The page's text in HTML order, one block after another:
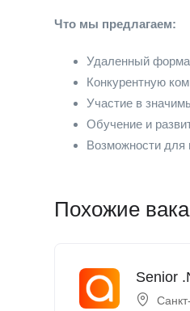
Что мы предлагаем:
Удаленный
Конкурентную
Участие в
Обучение и
Возможности для
Похожие
Senior